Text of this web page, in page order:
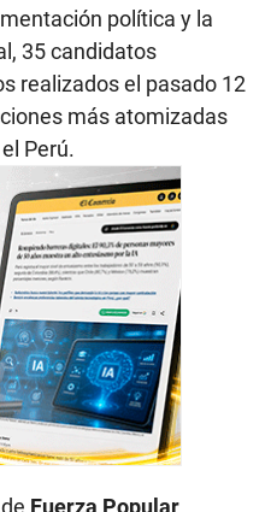
política y la
35 candidatos
realizados el pasado 12
más atomizadas
Perú.
Fuerza Popular